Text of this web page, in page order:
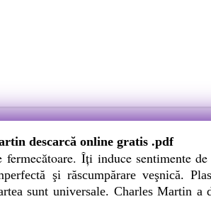
descarcă online gratis .pdf
Îţi induce sentimente
şi răscumpărare veşnică.
sunt universale. Charles Martin